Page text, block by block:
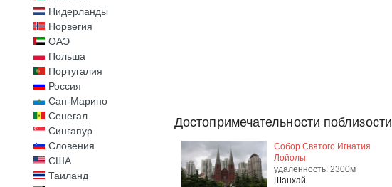
Нидерланды
Норвегия
ОАЭ
Польша
Португалия
Россия
Сан-Марино
Сенегал
Сингапур
Словения
США
Таиланд
Достопримечательности поблизости
Собор Святого Игнатия
Лойолы
удаленность: 2300м
Шанхай